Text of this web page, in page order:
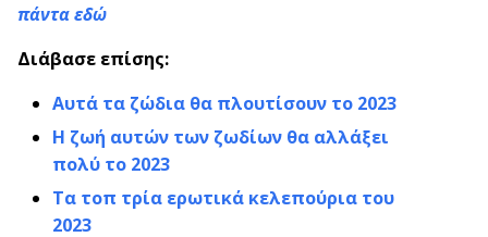
πάνταεδώ
Διάβασε επίσης:
Αυτά τα ζώδια θα πλουτίσουν το 2023
Η ζωή αυτών των ζωδίων θα αλλάξει
πολύ το 2023
Τα τοπ τρία ερωτικά κελεπούρια του
2023